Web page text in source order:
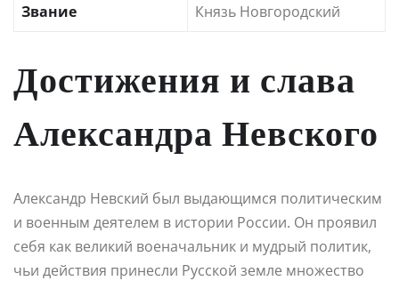
Звание
Князь Новгородский
Достижения и слава
Александра Невского
Александр Невский был выдающимся политическим
и военным деятелем в истории России. Он проявил
себя как великий военачальник и мудрый политик,
чьи действия принесли Русской земле множество